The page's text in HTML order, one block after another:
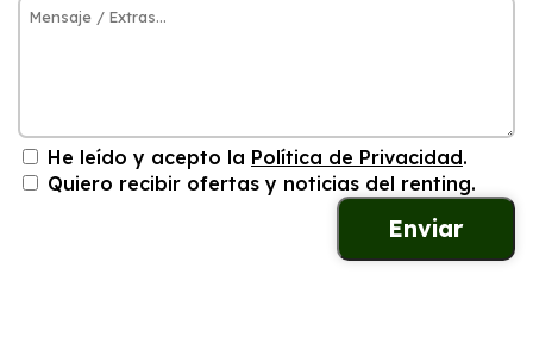
He leído y acepto la Política de Privacidad.
Quiero recibir ofertas y noticias del renting.